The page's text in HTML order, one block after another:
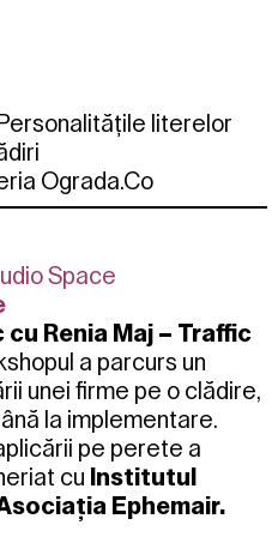
literelor
Ograda.Co
Space
Renia Maj – Traffic
a parcurs un
unei firme pe o clădire,
la implementare.
pe perete a
cu Institutul
Ephemair.